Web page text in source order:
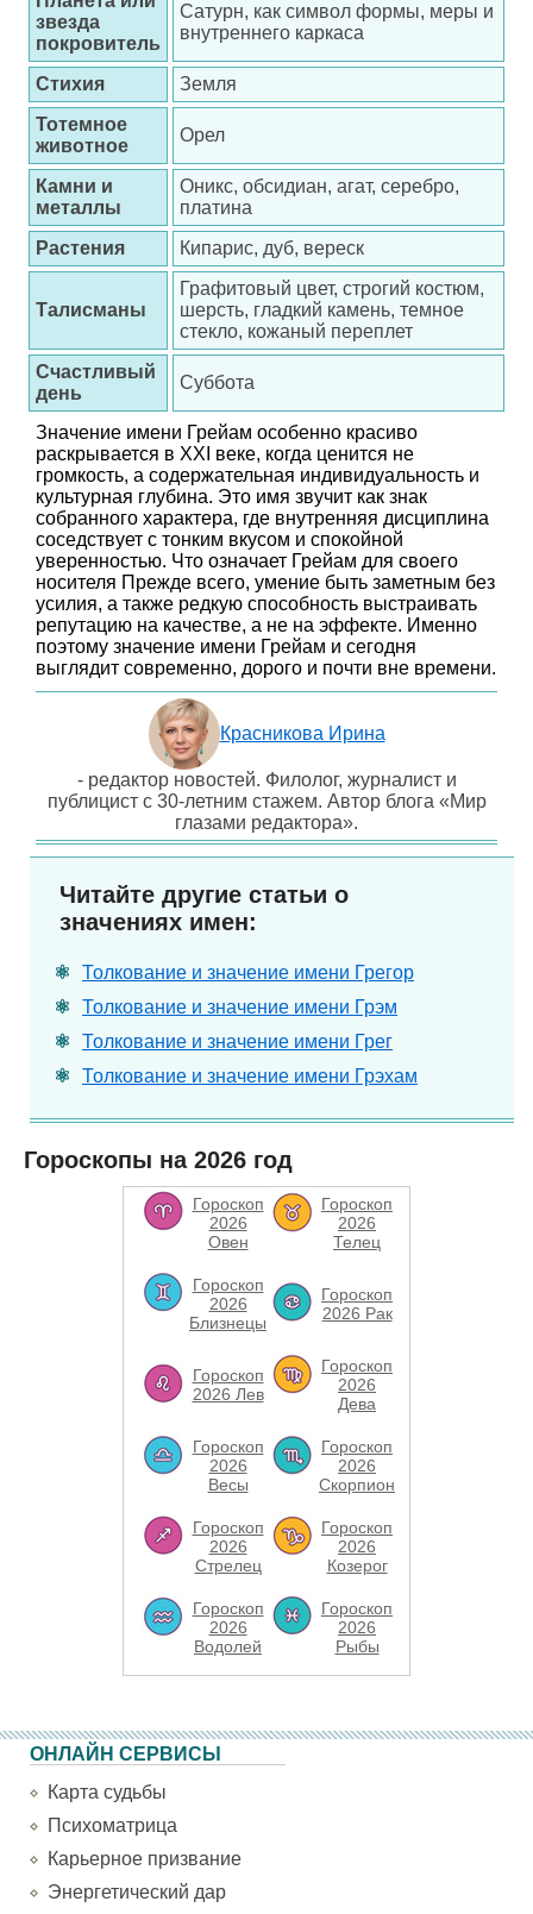
звезда
покровитель
Сатурн, как символ формы, меры и
внутреннего каркаса
Стихия
Земля
Тотемное
животное
Орел
Камни и
металлы
Оникс, обсидиан, агат, серебро,
платина
Растения
Кипарис, дуб, вереск
Талисманы
Графитовый цвет, строгий костюм,
шерсть, гладкий камень, темное
стекло, кожаный переплет
Счастливый
день
Суббота
Значение имени Грейам особенно красиво
раскрывается в XXI веке, когда ценится не
громкость, а содержательная индивидуальность и
культурная глубина. Это имя звучит как знак
собранного характера, где внутренняя дисциплина
соседствует с тонким вкусом и спокойной
уверенностью. Что означает Грейам для своего
носителя Прежде всего, умение быть заметным без
усилия, а также редкую способность выстраивать
репутацию на качестве, а не на эффекте. Именно
поэтому значение имени Грейам и сегодня
выглядит современно, дорого и почти вне времени.
Красникова Ирина
- редактор новостей. Филолог, журналист и
публицист с 30-летним стажем. Автор блога «Мир
глазами редактора».
Читайте другие статьи о
значениях имен:
Толкование и значение имени Грегор
Толкование и значение имени Грэм
Толкование и значение имени Грег
Толкование и значение имени Грэхам
Гороскопы на 2026 год
Гороскоп
2026
Овен
Гороскоп
2026
Телец
Гороскоп
2026
Близнецы
Гороскоп
2026 Рак
Гороскоп
2026 Лев
Гороскоп
2026
Дева
Гороскоп
2026
Весы
Гороскоп
2026
Скорпион
Гороскоп
2026
Стрелец
Гороскоп
2026
Козерог
Гороскоп
2026
Водолей
Гороскоп
2026
Рыбы
ОНЛАЙН СЕРВИСЫ
Карта судьбы
Психоматрица
Карьерное призвание
Энергетический дар